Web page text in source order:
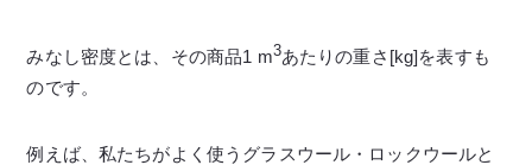
みなし密度とは、その商品1 m3あたりの重さ[kg]を表すも
のです。
例えば、私たちがよく使うグラスウール・ロックウールと